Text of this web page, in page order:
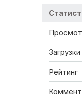
Загрузки
Рейтинг